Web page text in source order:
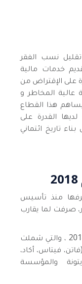
نسب الفقر
خدمات مالية
على الإقتراض من
عالية المخاطر و
هذا القطاع
القدرة على
تاريخ ائتماني
منذ تأسيس
مليار دولار، صرفت لما يقارب
أوضحت إحصاءات " شراكة " لعام 2018 ، والتي شملت
فيتاس، أكاد،
والمؤسسة